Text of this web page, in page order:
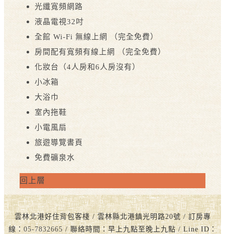
光纖寬頻網路
液晶電視32吋
全館 Wi-Fi 無線上網 （完全免費）
房間配有寬頻有線上網 （完全免費）
化妝台（4人房和6人房沒有）
小冰箱
大浴巾
室內拖鞋
小電風扇
旅遊導覽書頁
免費礦泉水
回上層
雲林北港好住背包客棧 / 雲林縣北港鎮光明路20號 / 訂房專
線： 05-7832665/ 聯絡時間：早上九點至晚上九點 / Line ID：